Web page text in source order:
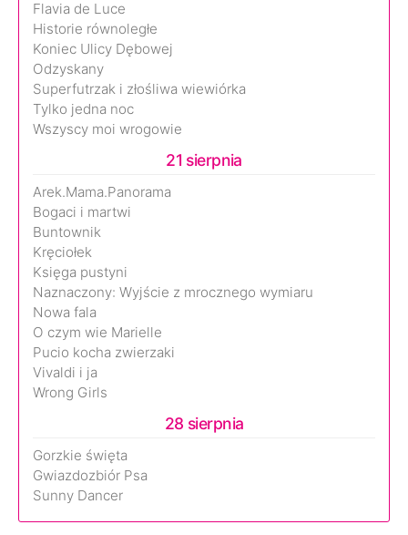
Flavia de Luce
Historie równoległe
Koniec Ulicy Dębowej
Odzyskany
Superfutrzak i złośliwa wiewiórka
Tylko jedna noc
Wszyscy moi wrogowie
21 sierpnia
Arek.Mama.Panorama
Bogaci i martwi
Buntownik
Kręciołek
Księga pustyni
Naznaczony: Wyjście z mrocznego wymiaru
Nowa fala
O czym wie Marielle
Pucio kocha zwierzaki
Vivaldi i ja
Wrong Girls
28 sierpnia
Gorzkie święta
Gwiazdozbiór Psa
Sunny Dancer